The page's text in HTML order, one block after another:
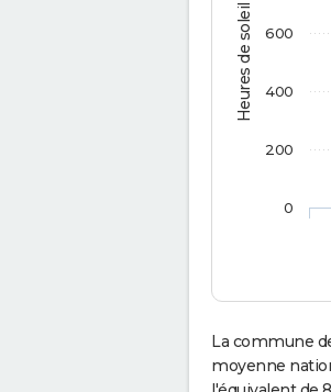
Heures de soleil
0
200
400
600
La commune
moyenne